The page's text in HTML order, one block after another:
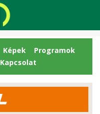
Képek
Programok
Kapcsolat